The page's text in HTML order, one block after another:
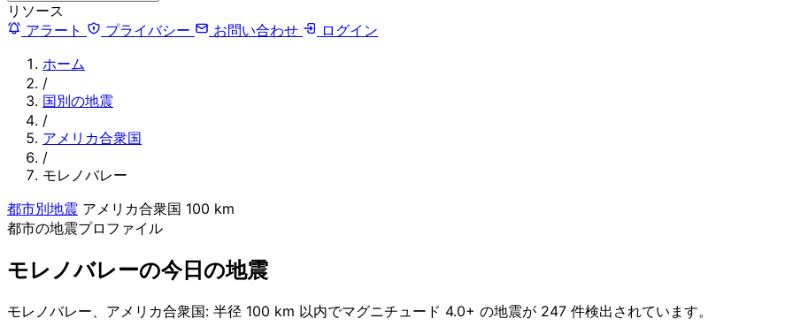
リソース
アラート
プライバシー お問い合わせ
ログイン
ホーム
/
国別の地震
/
アメリカ合衆国
/
モレノバレー
都市別地震 アメリカ合衆国 100 km
都市の地震プロファイル
モレノバレーの今日の地震
モレノバレー、アメリカ合衆国: 半径 100 km 以内でマグニチュード 4.0+ の地震が 247 件検出されています。